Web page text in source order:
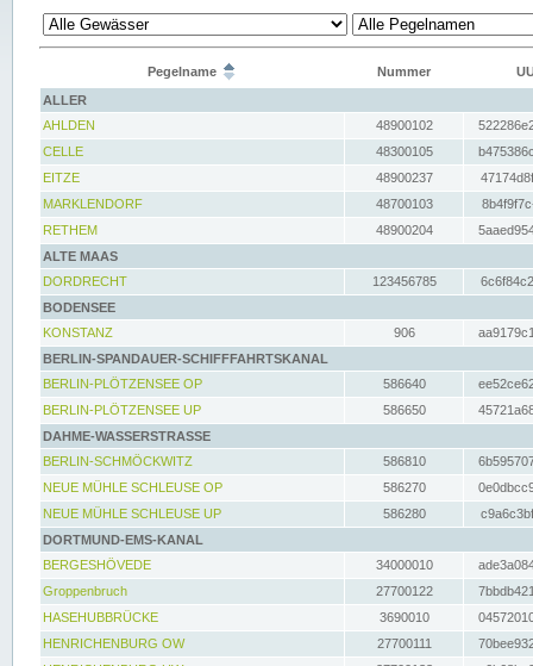
Pegelname Nummer
ALLER
AHLDEN
48900102
CELLE
48300105
EITZE
48900237
MARKLENDORF
48700103
RETHEM
48900204
ALTE MAAS
DORDRECHT
123456785
BODENSEE
KONSTANZ
906
BERLIN-SPANDAUER-SCHIFFFAHRTSKANAL
BERLIN-PLÖTZENSEE OP
586640
BERLIN-PLÖTZENSEE UP
586650
DAHME-WASSERSTRASSE
BERLIN-SCHMÖCKWITZ
586810
NEUE MÜHLE SCHLEUSE OP
586270
NEUE MÜHLE SCHLEUSE UP
586280
DORTMUND-EMS-KANAL
BERGESHÖVEDE
34000010
Groppenbruch
27700122
HASEHUBBRÜCKE
3690010
HENRICHENBURG OW
27700111